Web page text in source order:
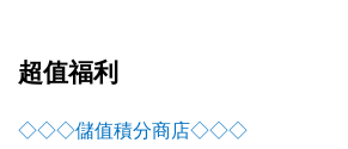
超值福利
◇◇◇儲值積分商店◇◇◇